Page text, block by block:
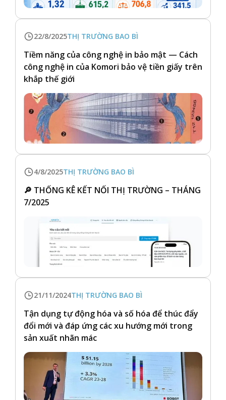
22/8/2025THỊ TRƯỜNG BAO BÌ
Tiềm năng của công nghệ in bảo mật — Cách
công nghệ in của Komori bảo vệ tiền giấy trên
khắp thế giới
4/8/2025THỊ TRƯỜNG BAO BÌ
🔎 THỐNG KÊ KẾT NỐI THỊ TRƯỜNG – THÁNG
7/2025
21/11/2024THỊ TRƯỜNG BAO BÌ
Tận dụng tự động hóa và số hóa để thúc đẩy
đổi mới và đáp ứng các xu hướng mới trong
sản xuất nhãn mác